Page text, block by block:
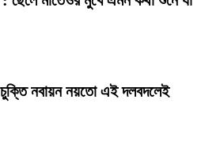
চুক্তি নবায়ন নয়তো এই দলবদলেই